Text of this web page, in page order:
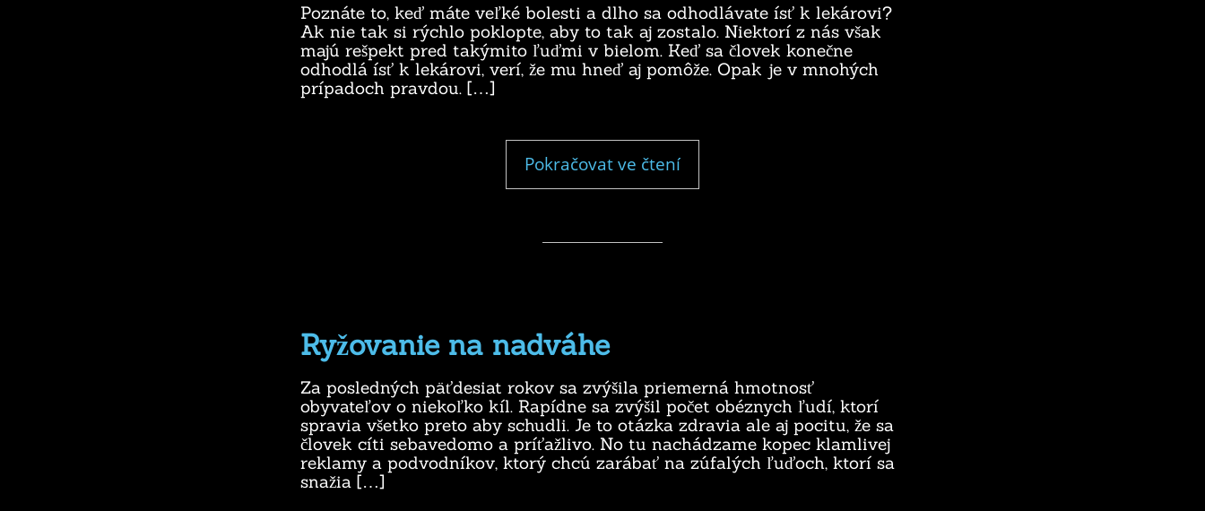
Poznáte to, keď máte veľké bolesti a dlho sa odhodlávate ísť k lekárovi?
Ak nie tak si rýchlo poklopte, aby to tak aj zostalo. Niektorí z nás však
majú rešpekt pred takýmito ľuďmi v bielom. Keď sa človek konečne
odhodlá ísť k lekárovi, verí, že mu hneď aj pomôže. Opak je v mnohých
prípadoch pravdou. […]
Pokračovat ve čtení"Dlhé
Ryžovanie na nadváhe
Za posledných päťdesiat rokov sa zvýšila priemerná hmotnosť
obyvateľov o niekoľko kíl. Rapídne sa zvýšil počet obéznych ľudí, ktorí
spravia všetko preto aby schudli. Je to otázka zdravia ale aj pocitu, že sa
človek cíti sebavedomo a príťažlivo. No tu nachádzame kopec klamlivej
reklamy a podvodníkov, ktorý chcú zarábať na zúfalých ľuďoch, ktorí sa
snažia […]